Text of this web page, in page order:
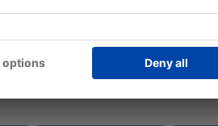
Cazare în Bongouanou Cazare în